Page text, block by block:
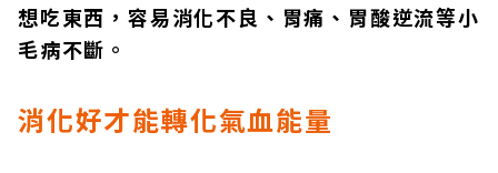
想吃東西，容易消化不良、胃痛、胃酸逆流等小
毛病不斷。
消化好才能轉化氣血能量